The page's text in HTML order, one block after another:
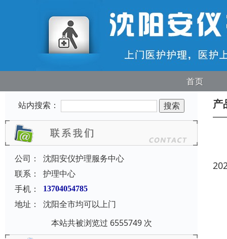
首页
站内搜索：
公司：
沈阳安仪护理服务中心
联系：
护理中心
手机：
13704054785
地址：
沈阳全市均可以上门
本站共被浏览过 6555749 次
产